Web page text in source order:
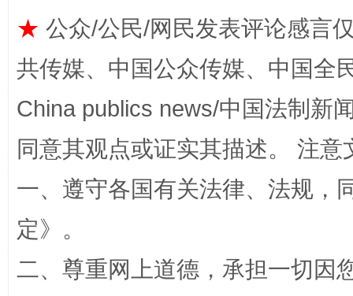
解纷+调解+退费，一次搞定
★ 公众/公民/网民发表评论感言
共传媒、中国公众传媒、中国全
China publics news/中国法制新
同意其观点或证实其描述。 注
一、遵守各国有关法律、法规，
定》。
二、尊重网上道德，承担一切因